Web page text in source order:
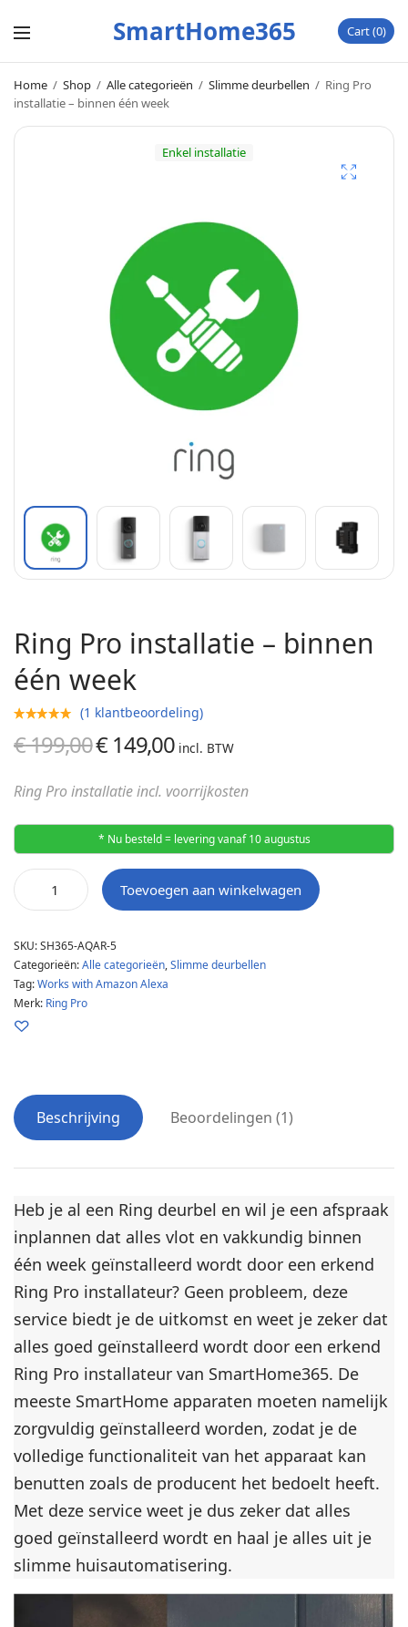
SmartHome365 Cart 0
Home / Shop / Alle categorieën / Slimme deurbellen / Ring Pro
installatie – binnen één week
Enkel installatie
Ring Pro installatie – binnen
één week
(1 klantbeoordeling)
€199,00Oorspronkelijke
€ 199,00.
€149,00Huidige
€ 149,00.
incl. BTW
Ring Pro installatie incl. voorrijkosten
* Nu besteld = levering vanaf 10 augustus
Toevoegen aan winkelwagen
SKU:SH365-AQAR-5
Categorieën:Alle categorieën,Slimme deurbellen
Tag:Works with Amazon Alexa
Merk: Ring Pro
Beschrijving Beoordelingen (1)
Heb je al een Ring deurbel en wil je een afspraak
inplannen dat alles vlot en vakkundig binnen
één week geïnstalleerd wordt door een erkend
Ring Pro installateur? Geen probleem, deze
service biedt je de uitkomst en weet je zeker dat
alles goed geïnstalleerd wordt door een erkend
Ring Pro installateur van SmartHome365. De
meeste SmartHome apparaten moeten namelijk
zorgvuldig geïnstalleerd worden, zodat je de
volledige functionaliteit van het apparaat kan
benutten zoals de producent het bedoelt heeft.
Met deze service weet je dus zeker dat alles
goed geïnstalleerd wordt en haal je alles uit je
slimme huisautomatisering.